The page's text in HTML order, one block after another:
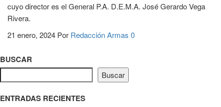
cuyo director es el General P.A. D.E.M.A. José Gerardo Vega
Rivera.
21 enero, 2024 Por Redacción Armas 0
BUSCAR
Buscar
ENTRADAS RECIENTES